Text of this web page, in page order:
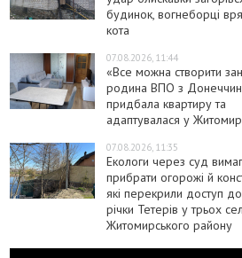
будинок, вогнеборці
кота
07.08.2026, 11:44
«Все можна створити
родина ВПО з
придбала квартиру та
адаптувалася у
07.08.2026, 11:35
Екологи через суд
прибрати огорожі й
які перекрили доступ
річки Тетерів у трьох
Житомирського району